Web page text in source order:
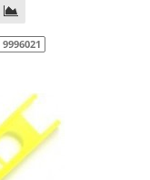
9996021